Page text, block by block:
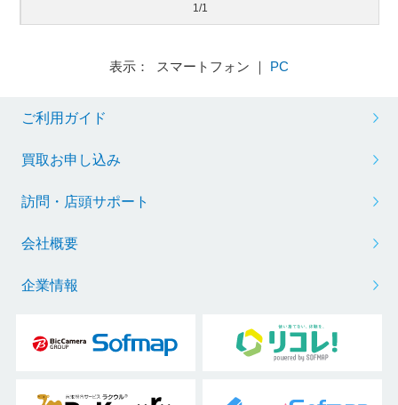
1/1
表示： スマートフォン ｜ PC
ご利用ガイド
買取お申し込み
訪問・店頭サポート
会社概要
企業情報